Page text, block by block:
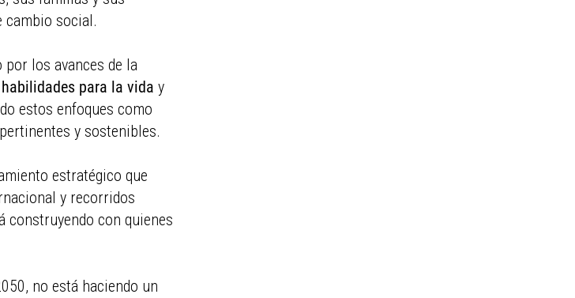
cambio social.
los avances de la
habilidades para la vida y
estos enfoques como
y sostenibles.
estratégico que
y recorridos
construyendo con quienes
no está haciendo un